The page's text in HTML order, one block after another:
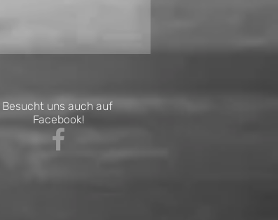
Besucht uns auch auf
Facebook!